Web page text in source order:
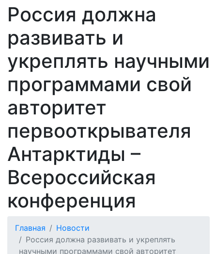
Россия должна
развивать и
укреплять научными
программами свой
авторитет
первооткрывателя
Антарктиды –
Всероссийская
конференция
Главная
Новости
Россия должна развивать и укреплять
научными программами свой авторитет